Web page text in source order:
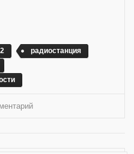
радиостанция